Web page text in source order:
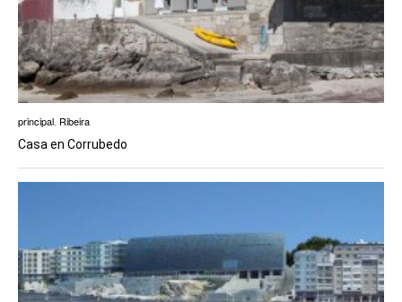
principal Ribeira
Casa en Corrubedo